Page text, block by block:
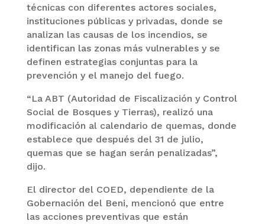
técnicas con diferentes actores sociales,
instituciones públicas y privadas, donde se
analizan las causas de los incendios, se
identifican las zonas más vulnerables y se
definen estrategias conjuntas para la
prevención y el manejo del fuego.
“La ABT (Autoridad de Fiscalización y Control
Social de Bosques y Tierras), realizó una
modificación al calendario de quemas, donde
establece que después del 31 de julio,
quemas que se hagan serán penalizadas”,
dijo.
El director del COED, dependiente de la
Gobernación del Beni, mencionó que entre
las acciones preventivas que están